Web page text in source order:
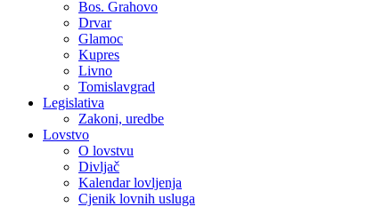
Bos. Grahovo
Drvar
Glamoc
Kupres
Livno
Tomislavgrad
Legislativa
Zakoni, uredbe
Lovstvo
O lovstvu
Divljač
Kalendar lovljenja
Cjenik lovnih usluga